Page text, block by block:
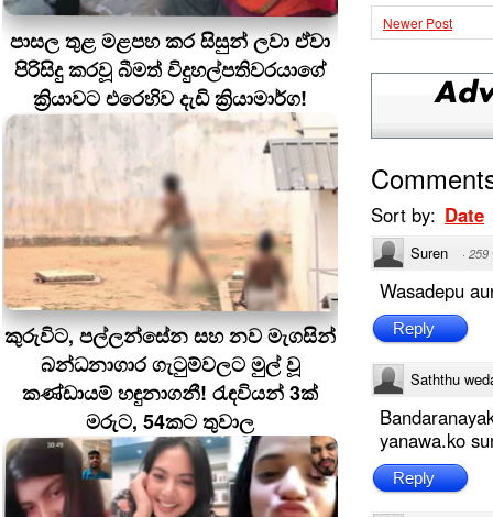
පාසල තුළ මළපහ කර සිසුන් ලවා ඒවා
පිරිසිදු කරවූ බීමත් විදුහල්පතිවරයාගේ
ක්‍රියාවට එරෙහිව දැඩි ක්‍රියාමාර්ග!
කුරුවිට, පල්ලන්සේන සහ නව මැගසින්
බන්ධනාගාර ගැටුම්වලට මුල් වූ
කණ්ඩායම් හඳුනාගනී! රැඳවියන් 3ක්
මරුට, 54කට තුවාල
Newer Post
Sort by: Date
Suren · 259
Wasadepu
Reply
Saththu
yanawa.ko
Reply